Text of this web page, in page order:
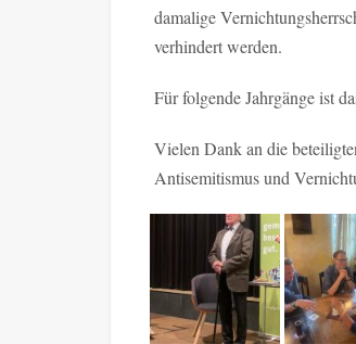
damalige
verhindert werden.
Für folgende Jahrgänge ist
Vielen Dank an die
Antisemitismus und